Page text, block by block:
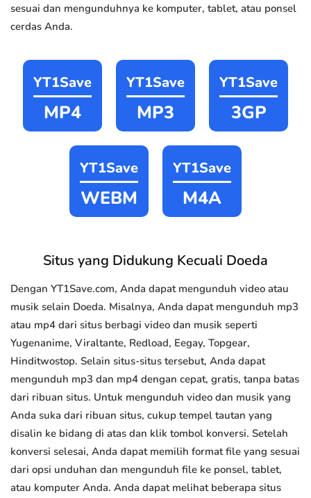
sesuai dan mengunduhnya ke komputer, tablet, atau ponsel
cerdas Anda.
YT1Save
MP4
YT1Save
MP3
YT1Save
3GP
YT1Save
WEBM
YT1Save
M4A
Situs yang Didukung Kecuali Doeda
Dengan YT1Save.com, Anda dapat mengunduh video atau
musik selain Doeda. Misalnya, Anda dapat mengunduh mp3
atau mp4 dari situs berbagi video dan musik seperti
Yugenanime, Viraltante, Redload, Eegay, Topgear,
Hinditwostop. Selain situs-situs tersebut, Anda dapat
mengunduh mp3 dan mp4 dengan cepat, gratis, tanpa batas
dari ribuan situs. Untuk mengunduh video dan musik yang
Anda suka dari ribuan situs, cukup tempel tautan yang
disalin ke bidang di atas dan klik tombol konversi. Setelah
konversi selesai, Anda dapat memilih format file yang sesuai
dari opsi unduhan dan mengunduh file ke ponsel, tablet,
atau komputer Anda. Anda dapat melihat beberapa situs